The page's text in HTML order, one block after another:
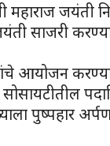
जयंती
साजरी
आयोजन
पुष्पहार